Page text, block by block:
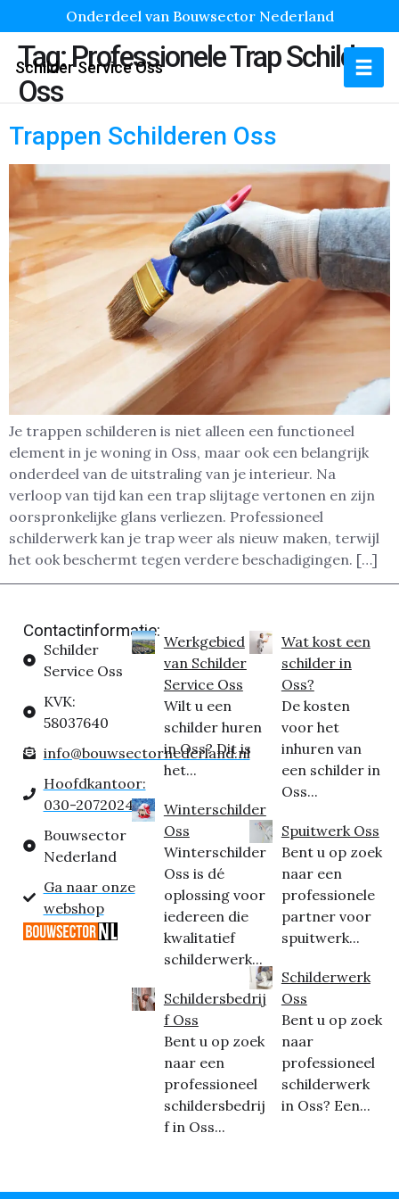
Onderdeel van Bouwsector Nederland
Schilder Service Oss
Tag:Professionele Trap Schilder
Oss
Trappen Schilderen Oss
Je trappen schilderen is niet alleen een functioneel
element in je woning in Oss, maar ook een belangrijk
onderdeel van de uitstraling van je interieur. Na
verloop van tijd kan een trap slijtage vertonen en zijn
oorspronkelijke glans verliezen. Professioneel
schilderwerk kan je trap weer als nieuw maken, terwijl
het ook beschermt tegen verdere beschadigingen. […]
Contactinformatie:
Schilder
Service Oss
KVK:
58037640
info@bouwsectornederland.nl
Hoofdkantoor:
030-2072024
Bouwsector
Nederland
Ga naar onze
webshop
Werkgebied
van Schilder
Service Oss
Wilt u een
schilder huren
in Oss? Dit is
het...
Winterschilder
Oss
Winterschilder
Oss is dé
oplossing voor
iedereen die
kwalitatief
schilderwerk...
Schildersbedrij
f Oss
Bent u op zoek
naar een
professioneel
schildersbedrij
f in Oss...
Wat kost een
schilder in
Oss?
De kosten
voor het
inhuren van
een schilder in
Oss...
Spuitwerk Oss
Bent u op zoek
naar een
professionele
partner voor
spuitwerk...
Schilderwerk
Oss
Bent u op zoek
naar
professioneel
schilderwerk
in Oss? Een...